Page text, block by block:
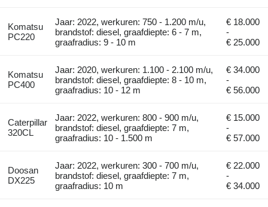
Komatsu
PC220
Jaar: 2022, werkuren: 750 - 1.200 m/u,
brandstof: diesel, graafdiepte: 6 - 7 m,
graafradius: 9 - 10 m
€ 18.000
-
€ 25.000
Komatsu
PC400
Jaar: 2020, werkuren: 1.100 - 2.100 m/u,
brandstof: diesel, graafdiepte: 8 - 10 m,
graafradius: 10 - 12 m
€ 34.000
-
€ 56.000
Caterpillar
320CL
Jaar: 2022, werkuren: 800 - 900 m/u,
brandstof: diesel, graafdiepte: 7 m,
graafradius: 10 - 1.500 m
€ 15.000
-
€ 57.000
Doosan
DX225
Jaar: 2022, werkuren: 300 - 700 m/u,
brandstof: diesel, graafdiepte: 7 m,
graafradius: 10 m
€ 22.000
-
€ 34.000